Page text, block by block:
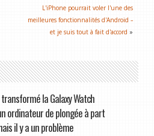
L'iPhone pourrait voler l'une des
meilleures fonctionnalités d'Android –
et je suis tout à fait d'accord »
la Galaxy Watch
ordinateur de plongée à part
il y a un problème